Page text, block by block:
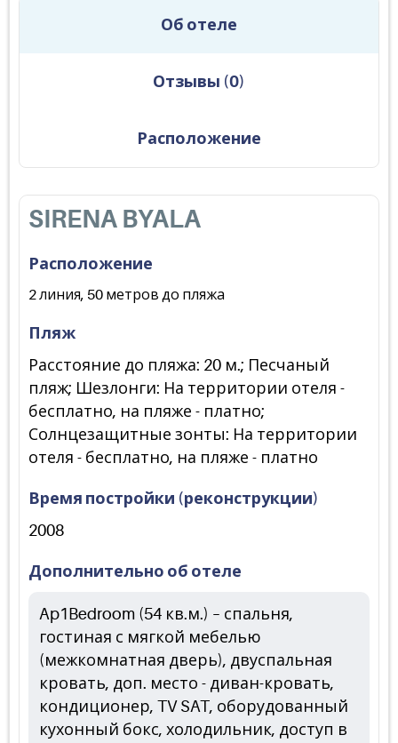
Об отеле
Отзывы (0)
Расположение
SIRENA BYALA
Расположение
2 линия, 50 метров до пляжа
Пляж
Расстояние до пляжа: 20 м.; Песчаный
пляж; Шезлонги: На территории отеля -
бесплатно, на пляже - платно;
Солнцезащитные зонты: На территории
отеля - бесплатно, на пляже - платно
Время постройки (реконструкции)
2008
Дополнительно об отеле
Ap1Bedroom (54 кв.м.) – спальня,
гостиная с мягкой мебелью
(межкомнатная дверь), двуспальная
кровать, доп. место - диван-кровать,
кондиционер, TV SAT, оборудованный
кухонный бокс, холодильник, доступ в